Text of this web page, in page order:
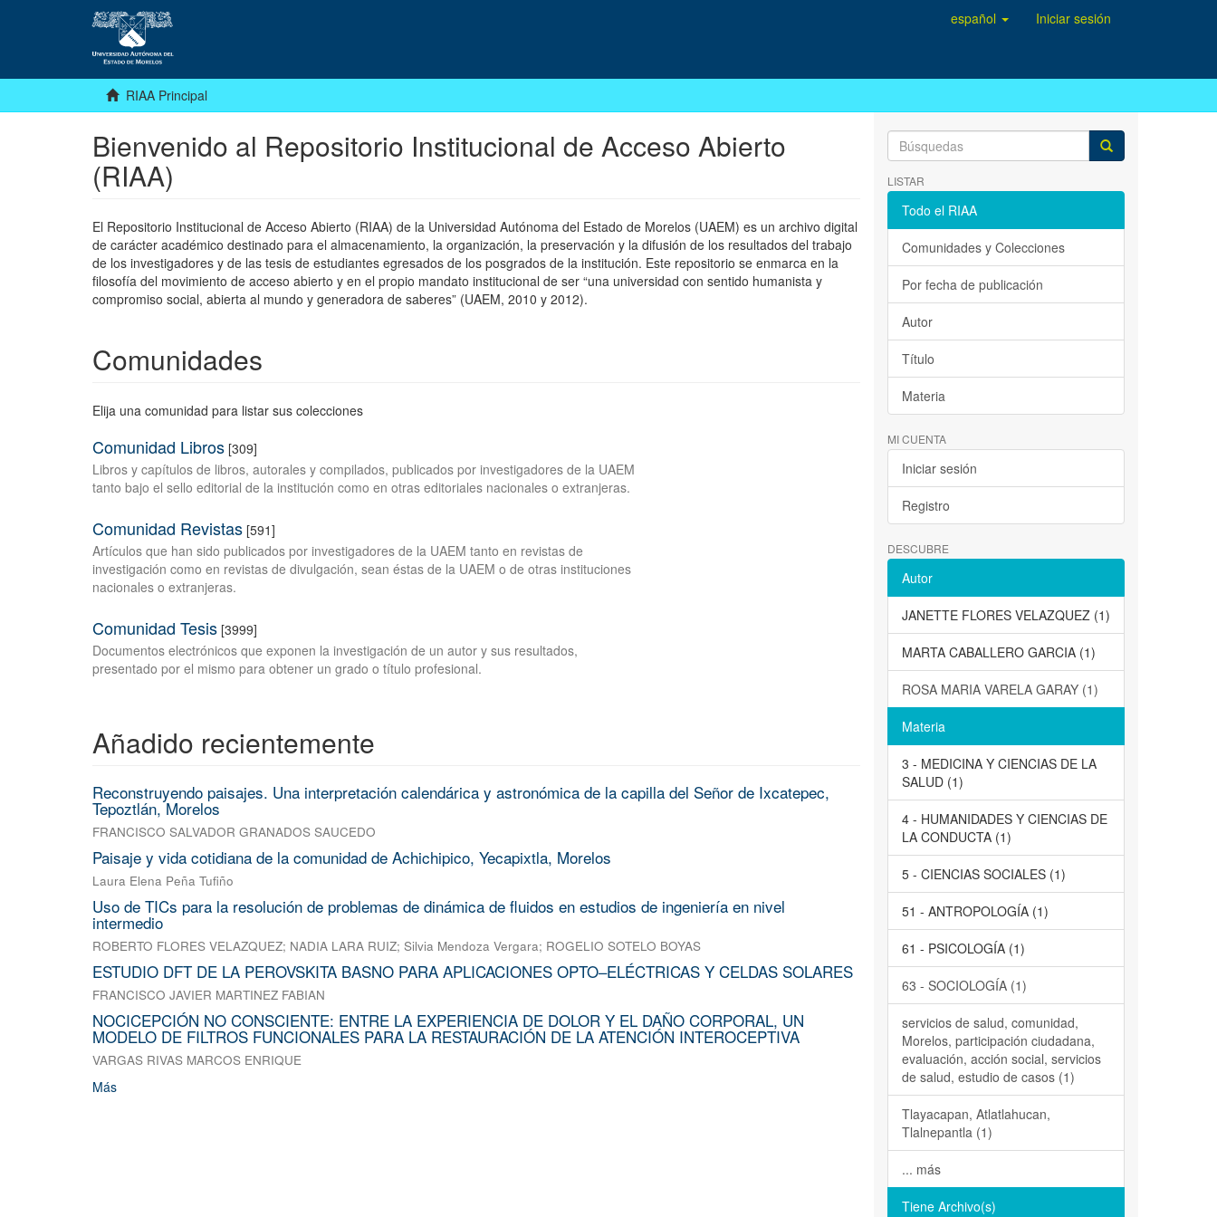
español Iniciar sesión
RIAA Principal
Bienvenido al Repositorio Institucional de Acceso Abierto
(RIAA)
El Repositorio Institucional de Acceso Abierto (RIAA) de la Universidad Autónoma del Estado de Morelos (UAEM) es un archivo digital
de carácter académico destinado para el almacenamiento, la organización, la preservación y la difusión de los resultados del trabajo
de los investigadores y de las tesis de estudiantes egresados de los posgrados de la institución. Este repositorio se enmarca en la
filosofía del movimiento de acceso abierto y en el propio mandato institucional de ser “una universidad con sentido humanista y
compromiso social, abierta al mundo y generadora de saberes” (UAEM, 2010 y 2012).
Comunidades
Elija una comunidad para listar sus colecciones
Comunidad Libros [309]
Libros y capítulos de libros, autorales y compilados, publicados por investigadores de la UAEM
tanto bajo el sello editorial de la institución como en otras editoriales nacionales o extranjeras.
Comunidad Revistas [591]
Artículos que han sido publicados por investigadores de la UAEM tanto en revistas de
investigación como en revistas de divulgación, sean éstas de la UAEM o de otras instituciones
nacionales o extranjeras.
Comunidad Tesis [3999]
Documentos electrónicos que exponen la investigación de un autor y sus resultados,
presentado por el mismo para obtener un grado o título profesional.
Añadido recientemente
Reconstruyendo paisajes. Una interpretación calendárica y astronómica de la capilla del Señor de Ixcatepec,
Tepoztlán, Morelos
FRANCISCO SALVADOR GRANADOS SAUCEDO
Paisaje y vida cotidiana de la comunidad de Achichipico, Yecapixtla, Morelos
Laura Elena Peña Tufiño
Uso de TICs para la resolución de problemas de dinámica de fluidos en estudios de ingeniería en nivel
intermedio
ROBERTO FLORES VELAZQUEZ; NADIA LARA RUIZ; Silvia Mendoza Vergara; ROGELIO SOTELO BOYAS
ESTUDIO DFT DE LA PEROVSKITA BASNO PARA APLICACIONES OPTO–ELÉCTRICAS Y CELDAS SOLARES
FRANCISCO JAVIER MARTINEZ FABIAN
NOCICEPCIÓN NO CONSCIENTE: ENTRE LA EXPERIENCIA DE DOLOR Y EL DAÑO CORPORAL, UN
MODELO DE FILTROS FUNCIONALES PARA LA RESTAURACIÓN DE LA ATENCIÓN INTEROCEPTIVA
VARGAS RIVAS MARCOS ENRIQUE
Más
LISTAR
Todo el RIAA
Comunidades y Colecciones
Por fecha de publicación
Autor
Título
Materia
MI CUENTA
Iniciar sesión
Registro
DESCUBRE
Autor
JANETTE FLORES VELAZQUEZ (1)
MARTA CABALLERO GARCIA (1)
ROSA MARIA VARELA GARAY (1)
Materia
3 - MEDICINA Y CIENCIAS DE LA
SALUD (1)
4 - HUMANIDADES Y CIENCIAS DE
LA CONDUCTA (1)
5 - CIENCIAS SOCIALES (1)
51 - ANTROPOLOGÍA (1)
61 - PSICOLOGÍA (1)
63 - SOCIOLOGÍA (1)
servicios de salud, comunidad,
Morelos, participación ciudadana,
evaluación, acción social, servicios
de salud, estudio de casos (1)
Tlayacapan, Atlatlahucan,
Tlalnepantla (1)
... más
Tiene Archivo(s)